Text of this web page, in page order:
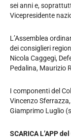
sei anni e,
Vicepresidente
L’Assemblea
dei consiglieri
Nicola Caggegi,
Pedalina, Maurizio
I componenti del
Vincenzo
Giamprimo Luglio
SCARICA L’APP